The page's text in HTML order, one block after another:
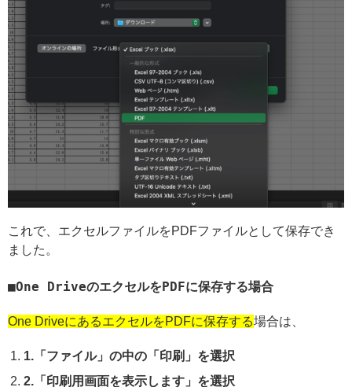
これで、エクセルファイルをPDFファイルとして保存でき
ました。
One DriveのエクセルをPDFに保存する場合
One DriveにあるエクセルをPDFに保存する場合は、
1.「ファイル」の中の「印刷」を選択
2.「印刷用画面を表示します」を選択